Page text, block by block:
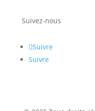
Suivez-nous
Suivre
Suivre